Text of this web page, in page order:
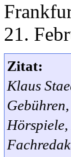
21.
Zitat:
Klaus
Hörspiele,